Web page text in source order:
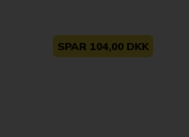
SPAR 104,00 DKK